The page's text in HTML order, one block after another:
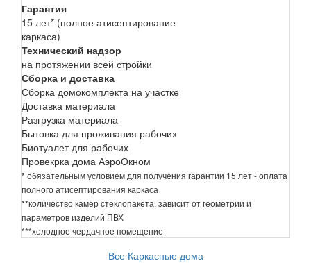
Гарантия
15 лет* (полное атисептирование
каркаса)
Технический надзор
на протяжении всей стройки
Сборка и доставка
Сборка домокомплекта на участке
Доставка материала
Разгрузка материала
Бытовка для проживания рабочих
Биотуалет для рабочих
Провекрка дома АэроОкном
* обязательным условием для получения гарантии 15 лет - оплата
полного атисептирования каркаса
**количество камер стеклопакета, зависит от геометрии и
параметров изделий ПВХ
***холодное чердачное помещение
Все Каркасные дома